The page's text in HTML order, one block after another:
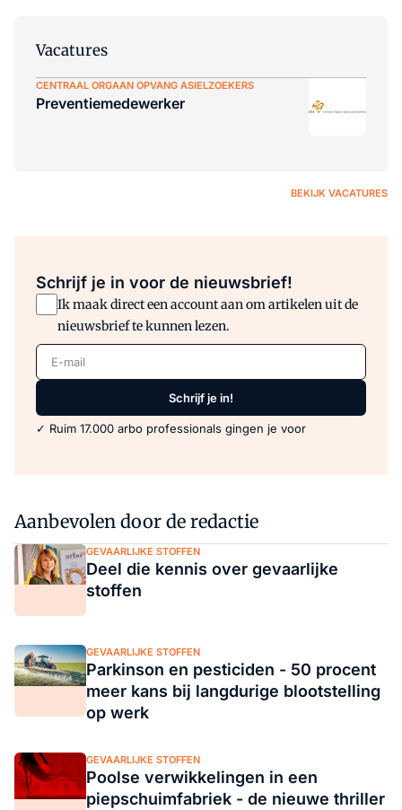
Vacatures
CENTRAAL ORGAAN OPVANG ASIELZOEKERS
Preventiemedewerker
BEKIJK VACATURES
Schrijf je in voor de nieuwsbrief!
Ik maak direct een account aan om artikelen uit de
nieuwsbrief te kunnen lezen.
E-mail
Schrijf je in!
✓ Ruim 17.000 arbo professionals gingen je voor
Aanbevolen door de redactie
GEVAARLIJKE STOFFEN
Deel die kennis over gevaarlijke
stoffen
GEVAARLIJKE STOFFEN
Parkinson en pesticiden - 50 procent
meer kans bij langdurige blootstelling
op werk
GEVAARLIJKE STOFFEN
Poolse verwikkelingen in een
piepschuimfabriek - de nieuwe thriller